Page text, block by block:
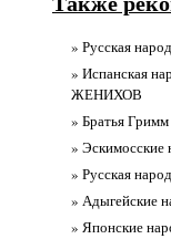
» Русская
» Испанская
ЖЕНИХОВ
» Братья
» Эскимосские
» Русская
» Адыгейские
» Японские